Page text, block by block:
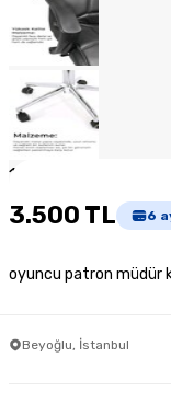
1
3.500 TL 6
oyuncu patron müdür
Beyoğlu, İstanbul